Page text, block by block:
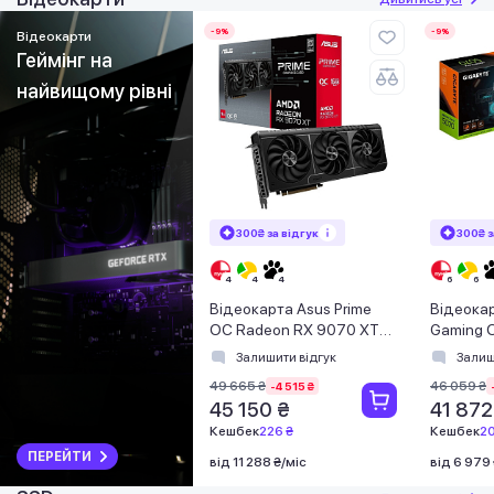
Відеокарти
Геймінг на
найвищому рівні
ПЕРЕЙТИ
-9%
300₴ за відгук
Відеокарта Asus Prime
OC Radeon RX 9070 XT
16GB GDDR6 (PRIME-
Залишити відгук
49 665 ₴ -4 515 ₴
45 150 ₴
Кешбек226 ₴
від 11 288 ₴/міс
-9%
300₴
Gaming
12GB
46 059 ₴
41
Кешбек
від 6 979